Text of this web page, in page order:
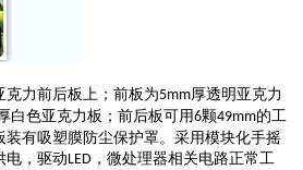
克力前后板上；前板为5mm厚透明亚克力
白色亚克力板；前后板可用6颗49mm的工
有吸塑膜防尘保护罩。采用模块化手摇
电，驱动LED ，微处理器相关电路正常工